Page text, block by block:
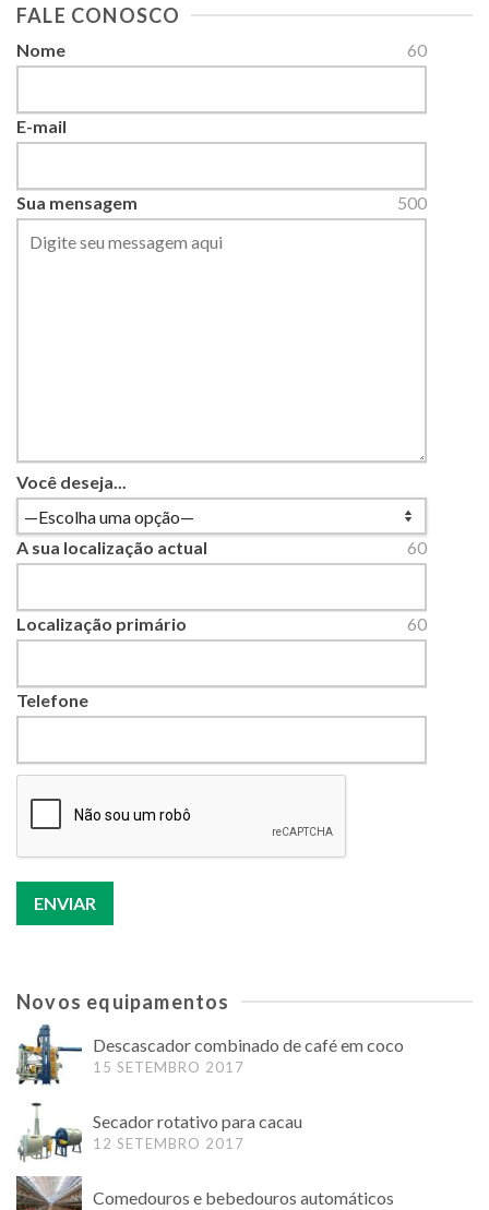
FALE CONOSCO
60
Nome
E-mail
500
Sua mensagem
Você deseja...
60
A sua localização actual
60
Localização primário
Telefone
Novos equipamentos
Descascador combinado de café em coco
15 SETEMBRO 2017
Secador rotativo para cacau
12 SETEMBRO 2017
Comedouros e bebedouros automáticos